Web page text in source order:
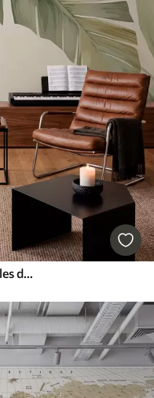
Peintures murales De longues feuilles de bananier